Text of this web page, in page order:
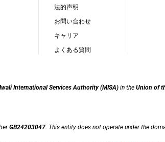
法的声明
お問い合わせ
キャリア
よくある質問
International Services Authority (MISA) in the Union of
GB24203047. This entity does not operate under the